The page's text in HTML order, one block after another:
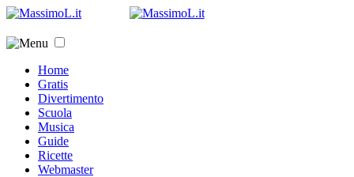
Home
Gratis
Divertimento
Scuola
Musica
Guide
Ricette
Webmaster